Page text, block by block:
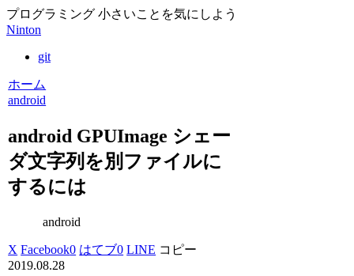
プログラミング 小さいことを気にしよう
Ninton
git
ホーム
android
android GPUImage シェー
ダ文字列を別ファイルに
するには
android
X Facebook0 はてブ0 LINE コピー
2019.08.28